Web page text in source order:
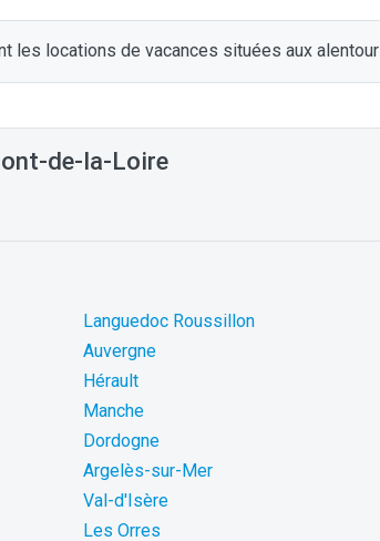
les locations de vacances situées aux
de-la-Loire
Languedoc Roussillon
Auvergne
Hérault
Manche
Dordogne
Argelès-sur-Mer
Val-d'Isère
Les Orres